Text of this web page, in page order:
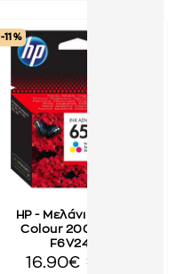
-11 %
HP - Μελάνι 652, Tri-
Colour 200 Pages
F6V24AE
16.90€ 19.00€